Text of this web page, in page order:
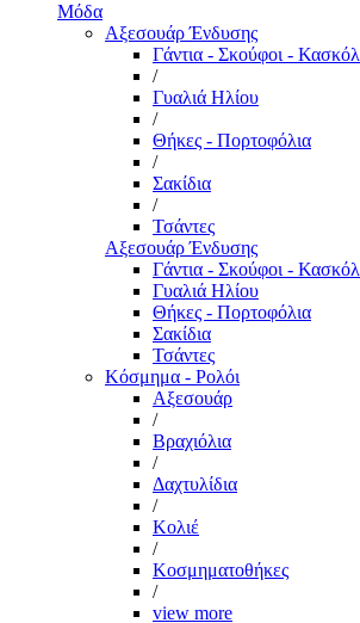
Μόδα
Αξεσουάρ Ένδυσης
Γάντια - Σκούφοι - Κασκόλ
/
Γυαλιά Ηλίου
/
Θήκες - Πορτοφόλια
/
Σακίδια
/
Τσάντες
Αξεσουάρ Ένδυσης
Γάντια - Σκούφοι - Κασκόλ
Γυαλιά Ηλίου
Θήκες - Πορτοφόλια
Σακίδια
Τσάντες
Κόσμημα - Ρολόι
Αξεσουάρ
/
Βραχιόλια
/
Δαχτυλίδια
/
Κολιέ
/
Κοσμηματοθήκες
/
view more